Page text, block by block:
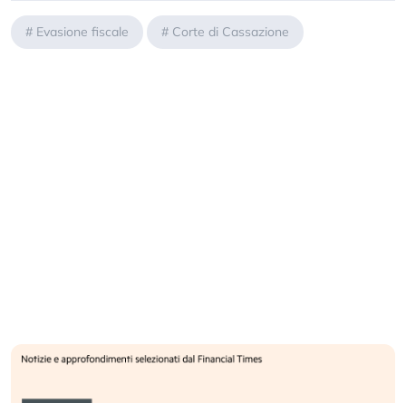
# Evasione fiscale # Corte di Cassazione